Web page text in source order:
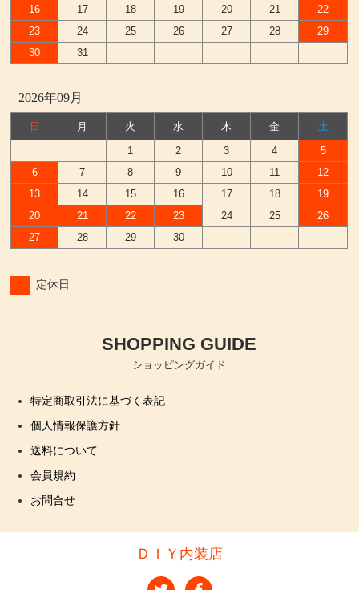
16
17 18 19 20 21
22
23
24 25 26 27 28
29
30
31
2026年09月
日 月 火 水 木 金
土
1
2 3 4
5
6
7 8 9 10 11
12
13
14 15 16 17 18
19
20
21 22 23 24 25
26
27
28 29 30
定休日
SHOPPING GUIDE
ショッピングガイド
特定商取引法に基づく表記
個人情報保護方針
送料について
会員規約
お問合せ
ＤＩＹ内装店